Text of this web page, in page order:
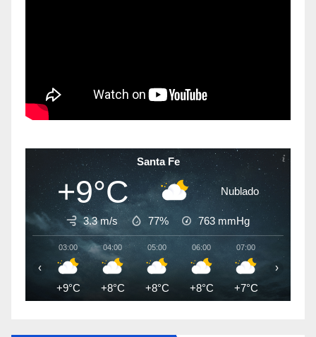
Santa Fe
+9°C Nublado
3.3 m/s 77% 763 mmHg
03:00
+9°C
04:00
+8°C
05:00
+8°C
06:00
+8°C
07:00
+7°C +7°C
‹ ›